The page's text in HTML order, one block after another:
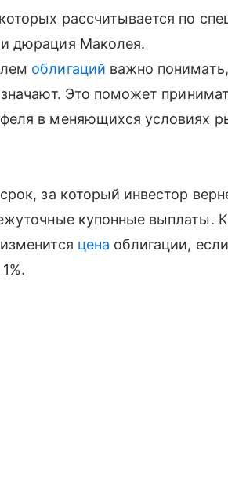
рассчитывается по
дюрация Маколея.
облигаций важно
Это поможет
в меняющихся условиях
за который инвестор
купонные выплаты.
цена облигации, если